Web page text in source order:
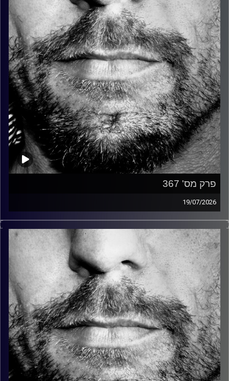
קרדיט תמונות: David Goehring
פרק מס' 367
19/07/2026
זיפים, מוזיקה מחוספסת של הופעות חיות. הרבה ג'אם, רוק,
בלוז, bluegrass, ג'אז, Fאנק, פרוגרסיב ואפילו אלקטרוניקה.
כל מה שחי, אמיתי ונושם.
עם שמוליק רגב.
קרדיט תמונות: David Goehring